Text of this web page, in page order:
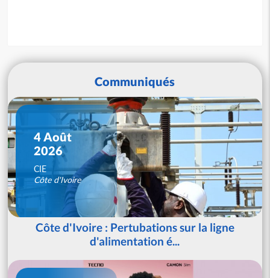
Communiqués
4 Août
2026
CIE
Côte d'Ivoire
Côte d'Ivoire : Pertubations sur la ligne
d'alimentation é...